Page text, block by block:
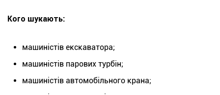
Кого шукають:
машиністів екскаватора;
машиністів парових турбін;
машиністів автомобільного крана;